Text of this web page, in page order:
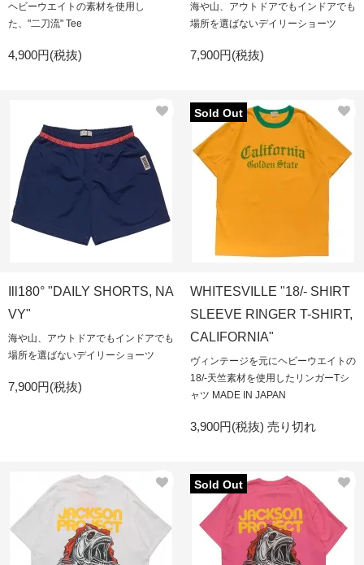
ヘビーウエイトの素材を使用し
た、"二刀流" Tee
4,900円(税抜)
海や山、アウトドアでもインドアでも
場所を選ばないデイリーショーツ
7,900円(税抜)
Ill180° "DAILY SHORTS, NA
VY"
海や山、アウトドアでもインドアでも
場所を選ばないデイリーショーツ
7,900円(税抜)
Sold Out
WHITESVILLE "18/- SHIRT
SLEEVE RINGER T-SHIRT,
CALIFORNIA"
ヴィンテージを元にヘビーウエイトの
18/-天竺素材を使用したリンガーTシ
ャツ MADE IN JAPAN
3,900円(税抜) 売り切れ
Sold Out